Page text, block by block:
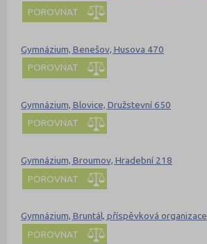
POROVNAT
Gymnázium, Benešov, Husova 470
POROVNAT
Gymnázium, Blovice, Družstevní 650
POROVNAT
Gymnázium, Broumov, Hradební 218
POROVNAT
Gymnázium, Bruntál, příspěvková organizace
POROVNAT